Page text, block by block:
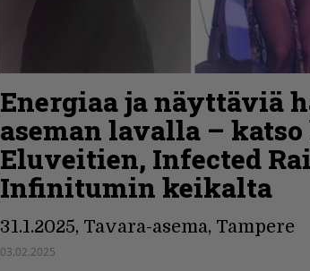
Energiaa ja näyttäviä
aseman lavalla –
Eluveitien, Infected
Infinitumin keikalta
31.1.2025, Tavara-asema, Tampere
03.02.2025